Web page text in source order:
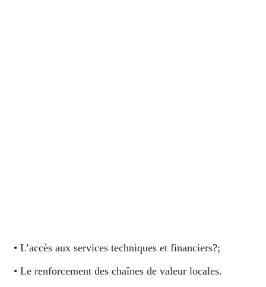
• L’accès aux services techniques et financiers?;
• Le renforcement des chaînes de valeur locales.